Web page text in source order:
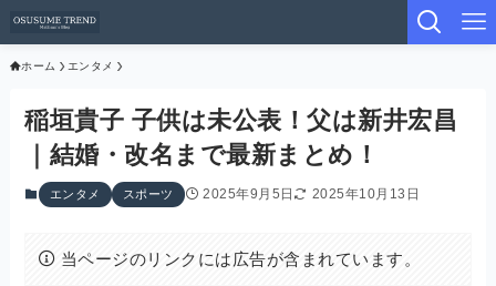
ホーム エンタメ
稲垣貴子 子供は未公表！父は新井宏昌
｜結婚・改名まで最新まとめ！
エンタメ スポーツ 2025年9月5日 2025年10月13日
当ページのリンクには広告が含まれています。